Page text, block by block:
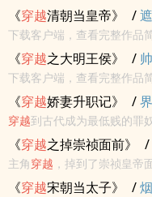
王朝與遍佈諸洋大洲海外唐
知的混沌命運中，無數人和
者們復仇或...
《穿越清朝当皇帝》 /
下载客户端，查看完整作品
《穿越清朝当皇帝》还不错
推荐哦！
《穿越之大明王侯》 /
下载客户端，查看完整作品
《穿越之大明王侯》还不错
推荐哦！
《穿越娇妻升职记》 /
穿越到古代成为最低贱的罪
代职场，如何带着老公一步
位书友要是觉得《穿越娇妻
和微博...
《穿越之掉崇祯面前》 /
主角穿越 ，掉到了崇祯皇帝
力在塔山之战全军覆没之后
《穿越宋朝当太子》 /